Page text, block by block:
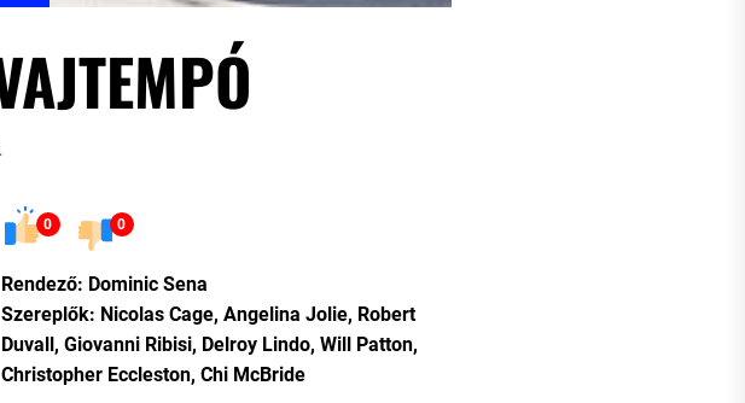
0 0
Rendező: Dominic Sena
Szereplők: Nicolas Cage, Angelina Jolie, Robert
Duvall, Giovanni Ribisi, Delroy Lindo, Will Patton,
Christopher Eccleston, Chi McBride